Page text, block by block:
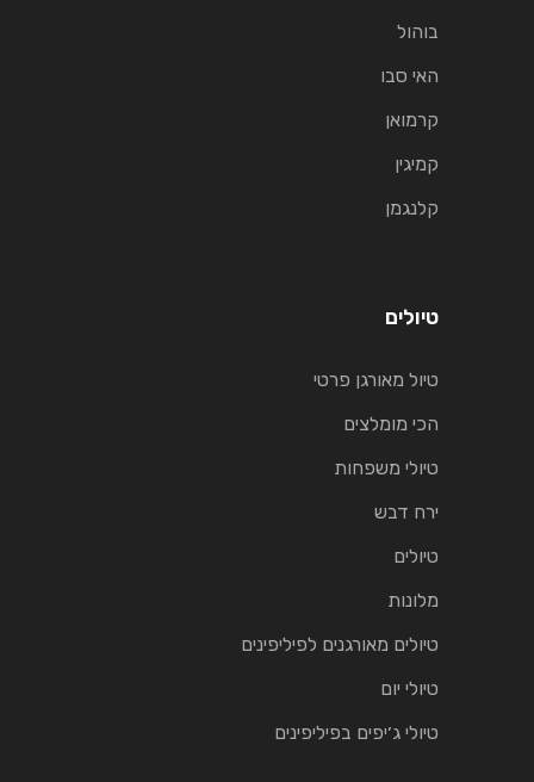
בוהול
האי סבו
קרמואן
קמיגין
קלנגמן
טיולים
טיול מאורגן פרטי
הכי מומלצים
טיולי משפחות
ירח דבש
טיולים
מלונות
טיולים מאורגנים לפיליפינים
טיולי יום
טיולי ג׳יפים בפיליפינים